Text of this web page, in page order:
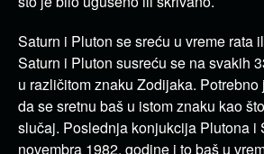
Saturn i Pluton se sreću u vreme rata
Saturn i Pluton susreću se na svakih
u različitom znaku Zodijaka.
da se sretnu baš u istom znaku kao
slučaj. Poslednja konjukcija Plutona i
novembra 1982. godine i to baš u